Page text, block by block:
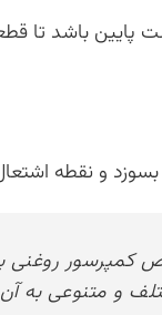
پایین باشد تا
و نقطه
روغنی
و متنوعی به آن